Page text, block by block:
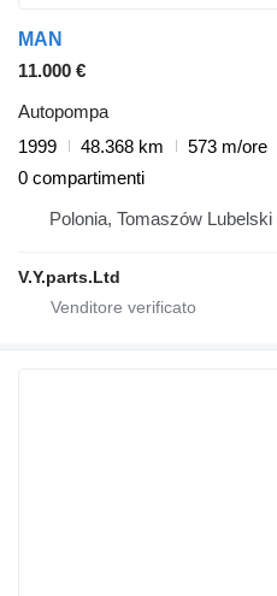
MAN
11.000 €
Autopompa
1999
48.368 km
573 m/ore
0 compartimenti
Polonia, Tomaszów Lubelski
V.Y.parts.Ltd